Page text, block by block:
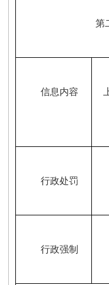
第
信息内容
行政处罚
行政强制